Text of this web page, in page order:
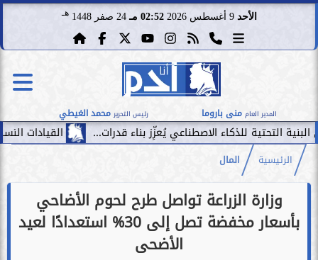
الأحد 9 أغسطس 2026 02:52 مـ 24 صفر 1448 هـ
المدير العام منى باروما رئيس التحرير محمد الغيطي
القيادات النسائية تحقق رقمًا قياسيًّا في أكبر 500 الاصطناعي يُعزِّز بناء قدرات...
الرئيسية المال
وزارة الزراعة تواصل طرح لحوم الأضاحي
بأسعار مخفضة تصل إلى 30% استعدادًا لعيد
الأضحى